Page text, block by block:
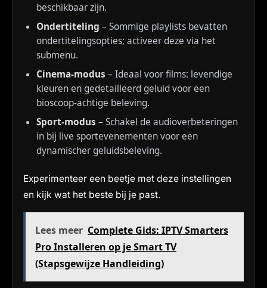
beschikbaar zijn.
Ondertiteling – Sommige playlists bevatten
ondertitelingsopties; activeer deze via het
submenu.
Cinema-modus – Ideaal voor films: levendige
kleuren en gedetailleerd geluid voor een
bioscoop-achtige beleving.
Sport-modus – Schakel de audioverbeteringen
in bij live sportevenementen voor een
dynamischer geluidsbeleving.
Experimenteer een beetje met deze instellingen
en kijk wat het beste bij je past.
Lees meer Complete Gids: IPTV Smarters
Pro Installeren op je Smart TV
(Stapsgewijze Handleiding)